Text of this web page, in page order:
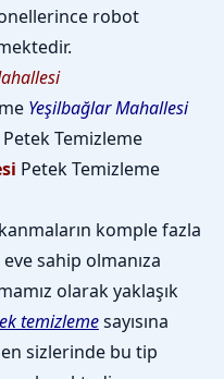
robot
Yeşilbağlar Mahallesi
Temizleme
Petek Temizleme
komple fazla
sahip olmanıza
olarak yaklaşık
temizlemesayısına
sizlerinde bu tip